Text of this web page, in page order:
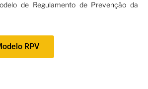
de Regulamento de Prevenção da
RPV